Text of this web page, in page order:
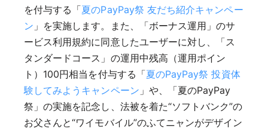
を付与する「夏のPayPay祭 友だち紹介キャンペー
ン 」を実施します。また、「ボーナス運用」のサ
ービス利用規約に同意したユーザーに対し、「ス
タンダードコース」の運用中残高（運用ポイン
ト）100円相当を付与する「夏のPayPay祭 投資体
験してみようキャンペーン 」や、「夏のPayPay
祭」の実施を記念し、法被を着た“ソフトバンク”の
お父さんと“ワイモバイル”のふてニャンがデザイン